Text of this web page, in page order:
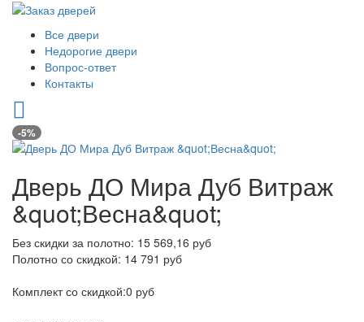
Все двери
Недорогие двери
Вопрос-ответ
Контакты
-5%
Дверь ДО Мира Дуб Витраж
&quot;Весна&quot;
Без скидки за полотно: 15 569,16 руб
Полотно со скидкой: 14 791 руб
Комплект со скидкой:0 руб